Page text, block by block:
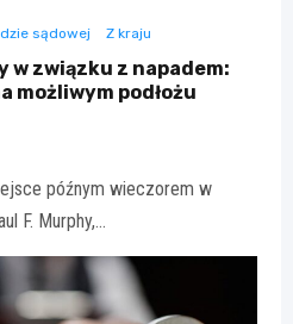
sądowej Z kraju
w związku z napadem:
możliwym podłożu
późnym wieczorem w
F. Murphy,…